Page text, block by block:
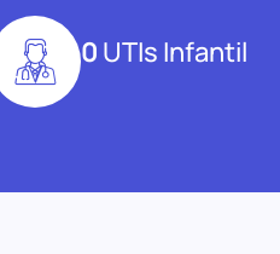
0 UTIs Infantil